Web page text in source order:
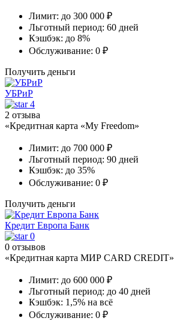
Лимит: до 300 000 ₽
Льготный период: 60 дней
Кэшбэк: до 8%
Обслуживание: 0 ₽
Получить деньги
УБРиР
4
2 отзыва
«Кредитная карта «My Freedom»
Лимит: до 700 000 ₽
Льготный период: 90 дней
Кэшбэк: до 35%
Обслуживание: 0 ₽
Получить деньги
Кредит Европа Банк
0
0 отзывов
«Кредитная карта МИР CARD CREDIT»
Лимит: до 600 000 ₽
Льготный период: до 40 дней
Кэшбэк: 1,5% на всё
Обслуживание: 0 ₽